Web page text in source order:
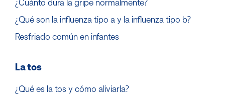
¿Cuánto dura la gripe normalmente?
¿Qué son la influenza tipo a y la influenza tipo b?
Resfriado común en infantes
La tos
¿Qué es la tos y cómo aliviarla?